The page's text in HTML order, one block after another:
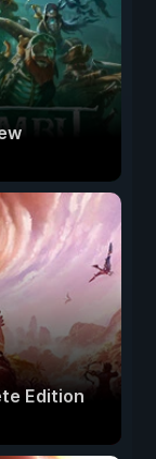
Edition